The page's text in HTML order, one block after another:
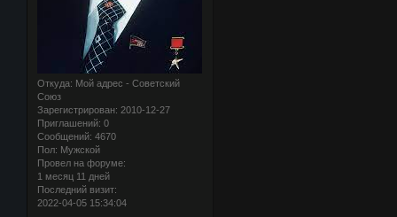
Откуда: Мой адрес - Советский
Союз
Зарегистрирован: 2010-12-27
Приглашений: 0
Сообщений: 4670
Пол: Мужской
Провел на форуме:
1 месяц 11 дней
Последний визит:
2022-04-05 15:34:04